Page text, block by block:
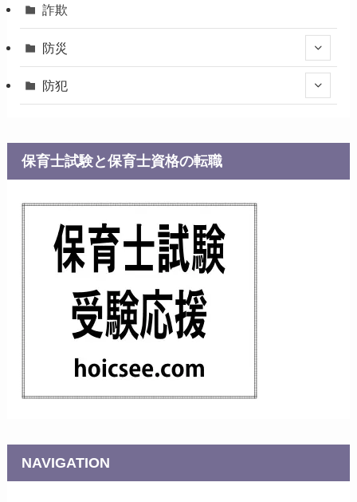
詐欺
防災
防犯
保育士試験と保育士資格の転職
NAVIGATION